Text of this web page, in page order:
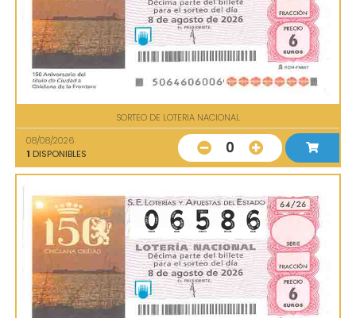
SORTEO DE LOTERIA NACIONAL
08/08/2026
1 DISPONIBLES 0